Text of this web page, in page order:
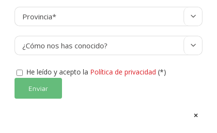


He leído y acepto la Política de privacidad (*)
×